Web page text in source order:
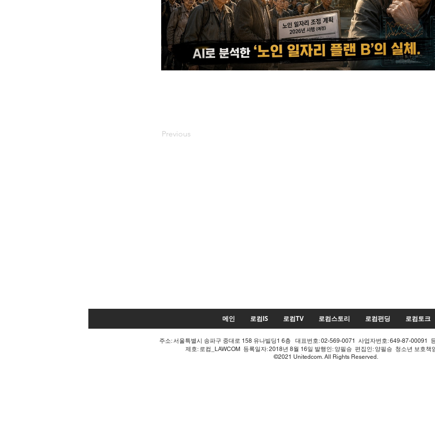
Previous
메인 로컴IS 로컴TV 로컴스토리 로컴펀딩 로컴토크
주소: 서울특별시 송파구 중대로 158 유나빌딩1 6층 대표번호: 02-569-0071 사업자번호: 649-87-00091
제호: 로컴_LAWCOM 등록일자: 2018년 8월 16일 발행인: 양필승 편집인: 양필승 청소년 보호
©2021 Unitedcom. All Rights Reserved.